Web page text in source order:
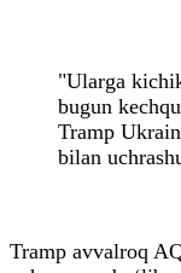
"Ularga
bugun
Tramp
bilan
Tramp avvalroq